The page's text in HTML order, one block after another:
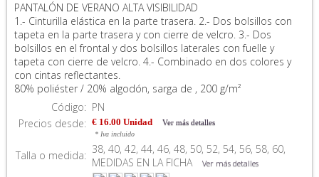
PANTALÓN DE VERANO ALTA VISIBILIDAD
1.- Cinturilla elástica en la parte trasera. 2.- Dos bolsillos con
tapeta en la parte trasera y con cierre de velcro. 3.- Dos
bolsillos en el frontal y dos bolsillos laterales con fuelle y
tapeta con cierre de velcro. 4.- Combinado en dos colores y
con cintas reflectantes.
80% poliéster / 20% algodón, sarga de , 200 g/m²
Código: PN
Precios desde: € 16.00 Unidad Ver más detalles
* Iva incluido
Talla o medida: 38, 40, 42, 44, 46, 48, 50, 52, 54, 56, 58, 60,
MEDIDAS EN LA FICHA
Ver más detalles